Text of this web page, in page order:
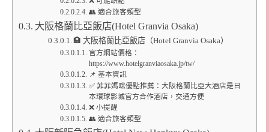
👥 適合旅客類型
大阪格蘭比亞飯店(Hotel Granvia Osaka)
🏨 大阪格蘭比亞飯店（Hotel Granvia Osaka）
官方網站價格：
https://www.hotelgranviaosaka.jp/tw/
📌 基本資訊
✅ 菲菲媽咪優點推薦：大阪格蘭比亞大酒店是日
本環球影城官方合作酒店，交通方便
❌ 小提醒
👥 適合旅客類型